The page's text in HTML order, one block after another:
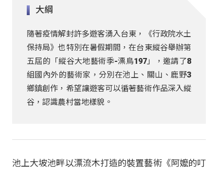
大綱
隨著疫情解封許多遊客湧入台東，《行政院水土
保持局》也特別在暑假期間，在台東縱谷舉辦第
五屆的「縱谷大地藝術季-漂鳥197」，邀請了8
組國內外的藝術家，分別在池上、關山、鹿野3
鄉鎮創作，希望讓遊客可以循著藝術作品深入縱
谷，認識農村當地樣貌。
池上大坡池畔以漂流木打造的裝置藝術《阿嬤的叮